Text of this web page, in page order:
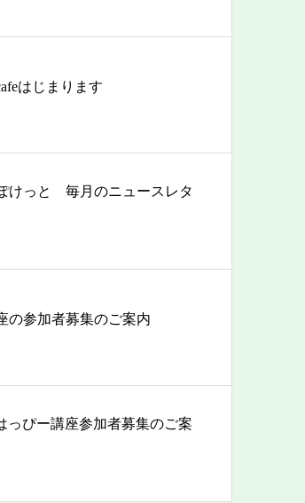
はじまります
けっと 毎月のニュースレタ
の参加者募集のご案内
っぴー講座参加者募集のご案